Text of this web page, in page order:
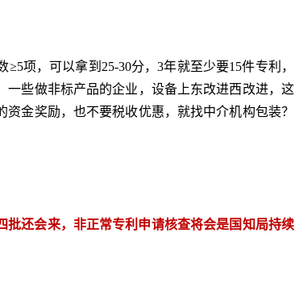
项，可以拿到25-30分，3年就至少要15件专利，
一些做非标产品的企业，设备上东改进西改进，这
金奖励，也不要税收优惠，就找中介机构包装？
批还会来，非正常专利申请核查将会是国知局持续